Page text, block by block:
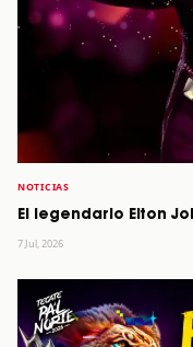
NOTICIAS
El legendario Elton
7 Jul, 2026